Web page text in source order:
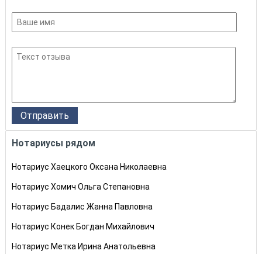
Нотариусы рядом
Нотариус Хаецкого Оксана Николаевна
Нотариус Хомич Ольга Степановна
Нотариус Бадалис Жанна Павловна
Нотариус Конек Богдан Михайлович
Нотариус Метка Ирина Анатольевна